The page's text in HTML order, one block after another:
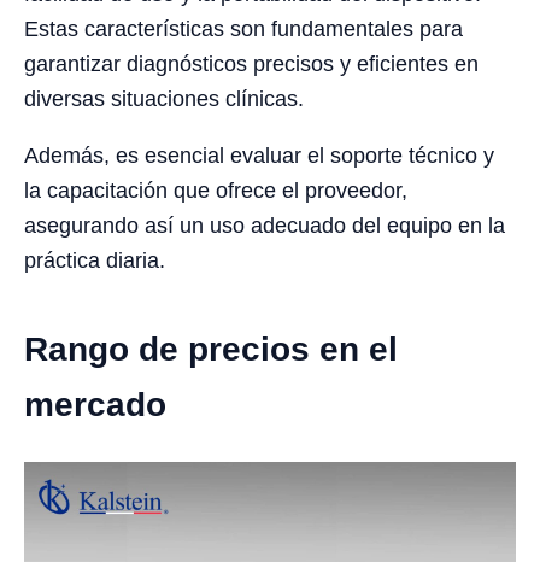
Estas características son fundamentales para
garantizar diagnósticos precisos y eficientes en
diversas situaciones clínicas.
Además, es esencial evaluar el soporte técnico y
la capacitación que ofrece el proveedor,
asegurando así un uso adecuado del equipo en la
práctica diaria.
Rango de precios en el
mercado